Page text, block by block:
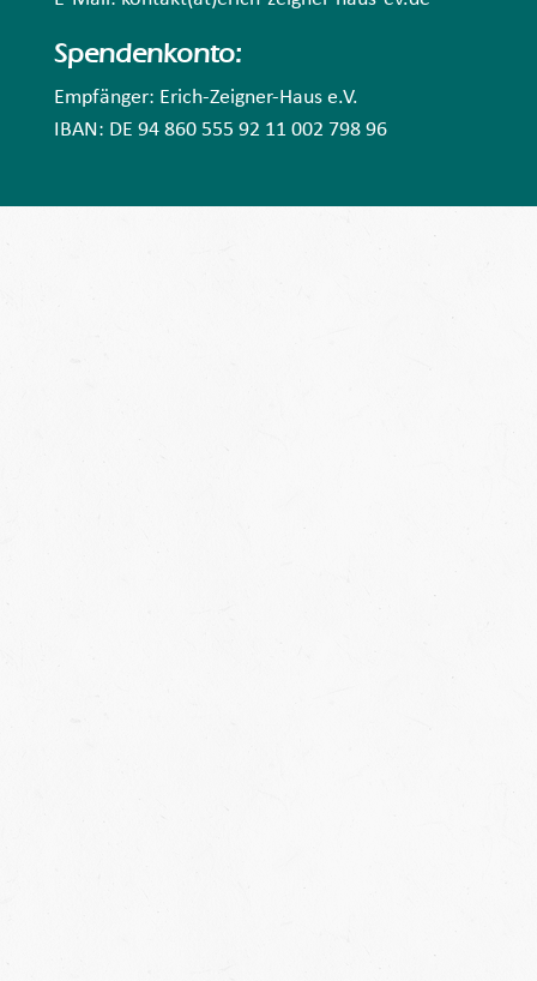
Spendenkonto:
Empfänger: Erich-Zeigner-Haus e.V.
IBAN: DE 94 860 555 92 11 002 798 96